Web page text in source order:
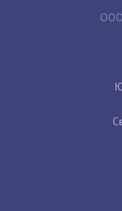
ООО